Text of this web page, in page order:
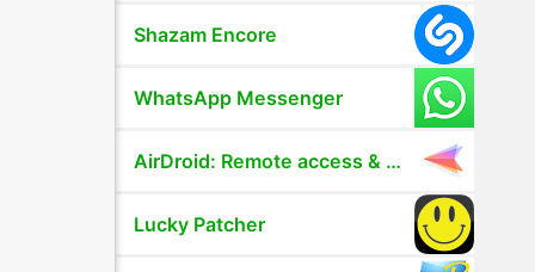
Shazam Encore
WhatsApp Messenger
AirDroid: Remote access & File
Lucky Patcher